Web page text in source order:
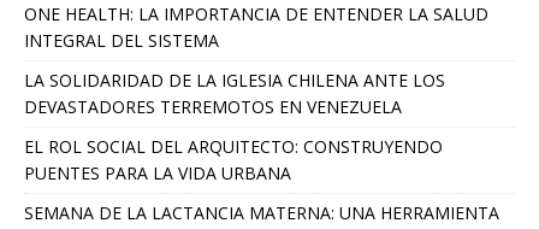
ONE HEALTH: LA IMPORTANCIA DE ENTENDER LA SALUD
INTEGRAL DEL SISTEMA
LA SOLIDARIDAD DE LA IGLESIA CHILENA ANTE LOS
DEVASTADORES TERREMOTOS EN VENEZUELA
EL ROL SOCIAL DEL ARQUITECTO: CONSTRUYENDO
PUENTES PARA LA VIDA URBANA
SEMANA DE LA LACTANCIA MATERNA: UNA HERRAMIENTA